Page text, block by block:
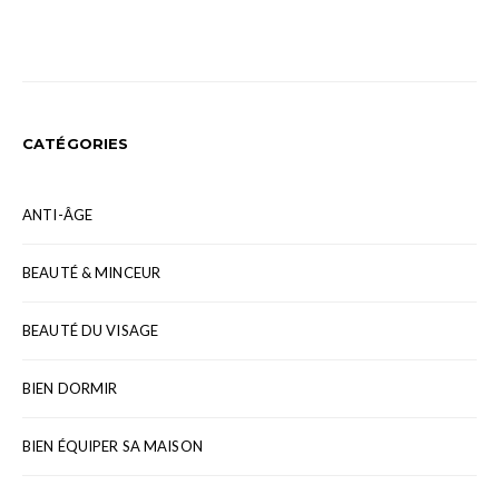
CATÉGORIES
ANTI-ÂGE
BEAUTÉ & MINCEUR
BEAUTÉ DU VISAGE
BIEN DORMIR
BIEN ÉQUIPER SA MAISON